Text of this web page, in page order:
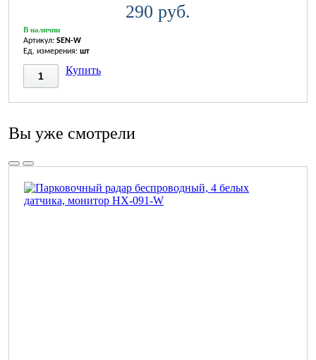
290 руб.
В наличии
Артикул: SEN-W
Ед. измерения: шт
Купить
Вы уже смотрели